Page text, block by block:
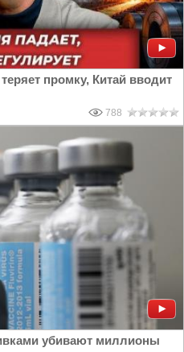
промку, Китай вводит
788
убивают миллионы